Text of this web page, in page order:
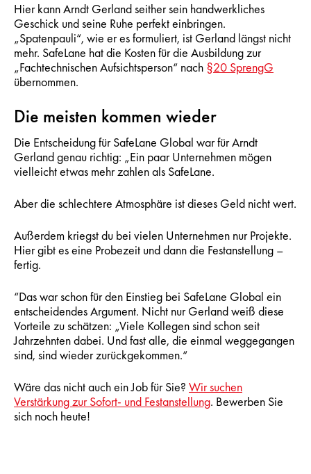
Hier kann Arndt Gerland seither sein handwerkliches
Geschick und seine Ruhe perfekt einbringen.
„Spatenpauli“, wie er es formuliert, ist Gerland längst nicht
mehr. SafeLane hat die Kosten für die Ausbildung zur
„Fachtechnischen Aufsichtsperson“ nach §20 SprengG
übernommen.
Die meisten kommen wieder
Die Entscheidung für SafeLane Global war für Arndt
Gerland genau richtig: „Ein paar Unternehmen mögen
vielleicht etwas mehr zahlen als SafeLane.
Aber die schlechtere Atmosphäre ist dieses Geld nicht wert.
Außerdem kriegst du bei vielen Unternehmen nur Projekte.
Hier gibt es eine Probezeit und dann die Festanstellung –
fertig.
“Das war schon für den Einstieg bei SafeLane Global ein
entscheidendes Argument. Nicht nur Gerland weiß diese
Vorteile zu schätzen: „Viele Kollegen sind schon seit
Jahrzehnten dabei. Und fast alle, die einmal weggegangen
sind, sind wieder zurückgekommen.“
Wäre das nicht auch ein Job für Sie? Wir suchen
Verstärkung zur Sofort- und Festanstellung. Bewerben Sie
sich noch heute!